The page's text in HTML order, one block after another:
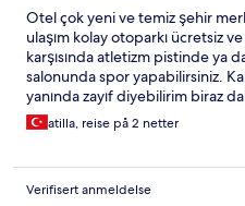
Otel çok yeni ve temiz şehir
ulaşım kolay otoparkı ücretsiz
karşısında atletizm pistinde ya
salonunda spor yapabilirsiniz.
yanında zayıf diyebilirim biraz
ederdim personel güler yüzlü
atilla, reise på 2 netter
Verifisert anmeldelse